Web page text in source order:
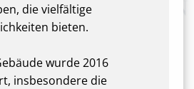
die vielfältige
bieten.
wurde 2016
insbesondere die